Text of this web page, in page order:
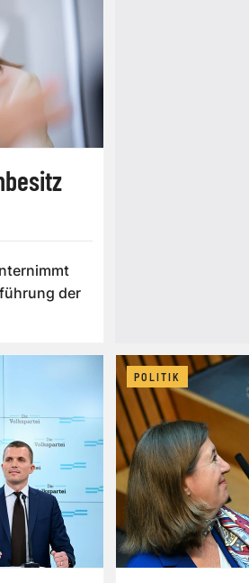
POLITIK